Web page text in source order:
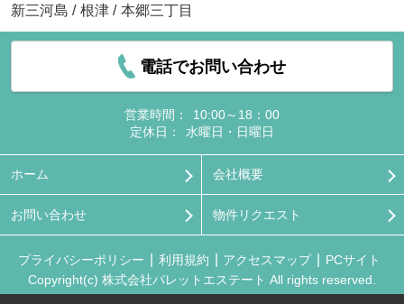
新三河島 / 根津 / 本郷三丁目
電話でお問い合わせ
営業時間：
10:00～18：00
定休日：
水曜日・日曜日
ホーム 会社概要
お問い合わせ 物件リクエスト
プライバシーポリシー 利用規約 アクセスマップ
PCサイト
Copyright(c) 株式会社パレットエステート All rights reserved.